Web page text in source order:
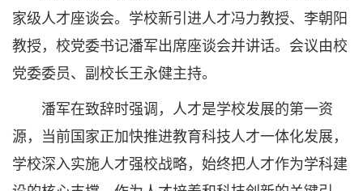
家级人才座谈会。学校新引进人才冯力教授、李朝阳
教授，校党委书记潘军出席座谈会并讲话。会议由校
党委委员、副校长王永健主持。
潘军在致辞时强调，人才是学校发展的第一资
源，当前国家正加快推进教育科技人才一体化发展，
学校深入实施人才强校战略，始终把人才作为学科建